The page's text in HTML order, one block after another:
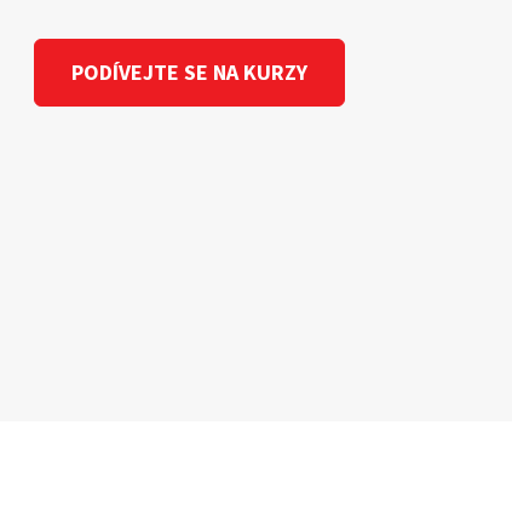
PODÍVEJTE SE NA KURZY